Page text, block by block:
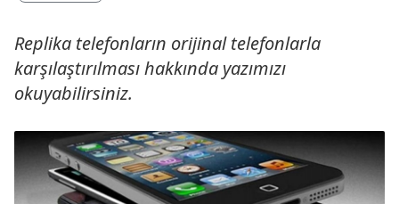
Replika telefonların orijinal telefonlarla
karşılaştırılması hakkında yazımızı
okuyabilirsiniz.